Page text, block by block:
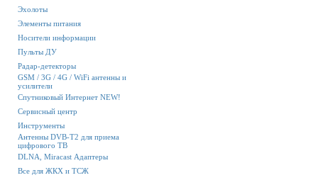
Эхолоты
Элементы питания
Носители информации
Пульты ДУ
Радар-детекторы
GSM / 3G / 4G / WiFi антенны и
усилители
Спутниковый Интернет NEW!
Сервисный центр
Инструменты
Антенны DVB-T2 для приема
цифрового ТВ
DLNA, Miracast Адаптеры
Все для ЖКХ и ТСЖ